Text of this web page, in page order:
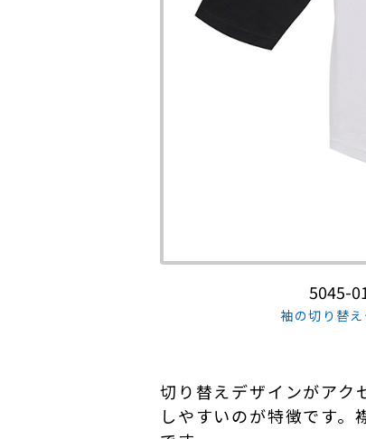
5045-
袖の切り替
切り替えデザインがアク
しやすいのが特徴です